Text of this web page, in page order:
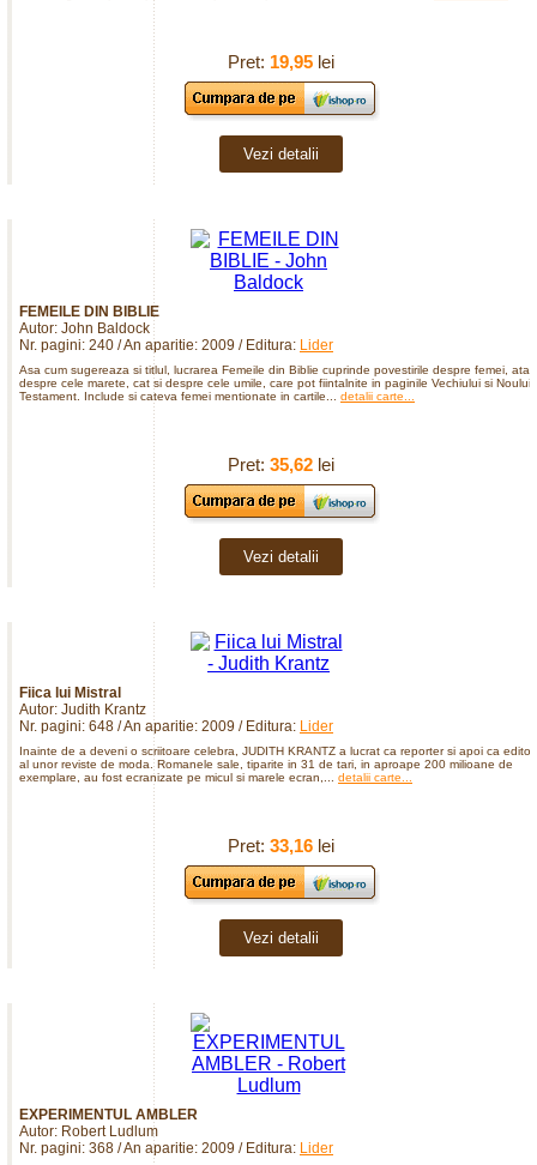
Pret: 19,95lei
Vezi detalii
FEMEILE DIN BIBLIE
Autor: John Baldock
Nr. pagini: 240 / An aparitie: 2009 / Editura: Lider
Asa cum sugereaza si titlul, lucrarea Femeile din Biblie cuprinde povestirile despre femei, atat
despre cele marete, cat si despre cele umile, care pot fiintalnite in paginile Vechiului si Noului
Testament. Include si cateva femei mentionate in cartile... detalii carte...
Pret: 35,62lei
Vezi detalii
Fiica lui Mistral
Autor: Judith Krantz
Nr. pagini: 648 / An aparitie: 2009 / Editura: Lider
Inainte de a deveni o scriitoare celebra, JUDITH KRANTZ a lucrat ca reporter si apoi ca editor
al unor reviste de moda. Romanele sale, tiparite in 31 de tari, in aproape 200 milioane de
exemplare, au fost ecranizate pe micul si marele ecran,... detalii carte...
Pret: 33,16lei
Vezi detalii
EXPERIMENTUL AMBLER
Autor: Robert Ludlum
Nr. pagini: 368 / An aparitie: 2009 / Editura: Lider